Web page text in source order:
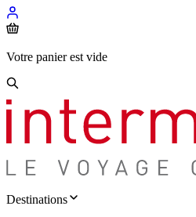
Votre panier est vide
Destinations